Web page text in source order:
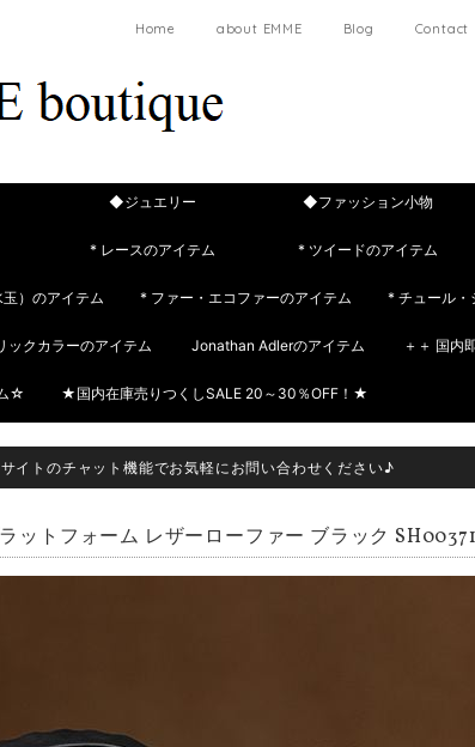
Home about EMME Blog Contact
◆ジュエリー ◆ファッション小物
* レースのアイテム * ツイードのアイテム
）のアイテム * ファー・エコファーのアイテム * チュール・
ックカラーのアイテム Jonathan Adlerのアイテム ＋＋ 国内
☆ ★国内在庫売りつくしSALE 20～30％OFF！★
イトのチャット機能でお気軽にお問い合わせください♪
ットフォーム レザーローファー ブラック SH00371